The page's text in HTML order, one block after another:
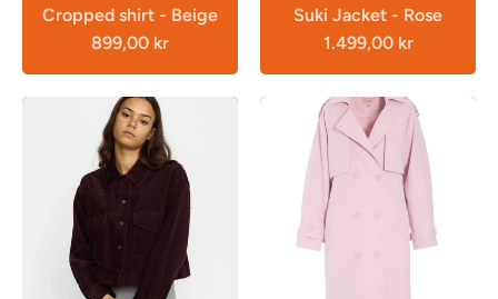
Cropped shirt - Beige
899,00 kr
Suki Jacket - Rose
1.499,00 kr